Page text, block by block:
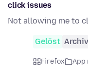
click issues
Not allowing me to
Gelöst
Firefox App